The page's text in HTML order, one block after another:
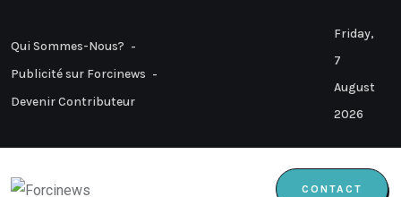
Qui Sommes-Nous?
Publicité sur Forcinews
Devenir Contributeur
Friday,
7
August
2026
CONTACT